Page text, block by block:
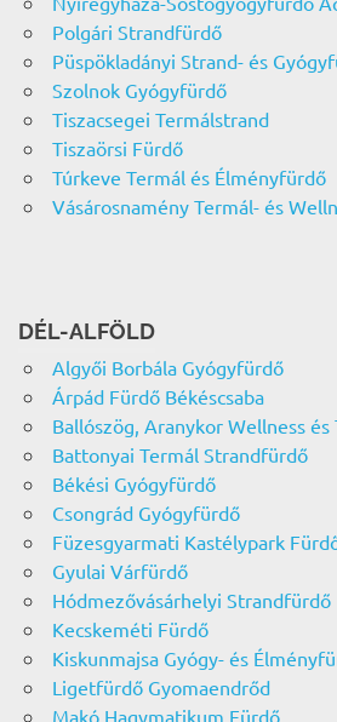
Polgári Strandfürdő
Püspökladányi Strand- és
Szolnok Gyógyfürdő
Tiszacsegei Termálstrand
Tiszaörsi Fürdő
Túrkeve Termál és Élményfürdő
Vásárosnamény Termál- és
DÉL-ALFÖLD
Algyői Borbála Gyógyfürdő
Árpád Fürdő Békéscsaba
Ballószög, Aranykor Wellness
Battonyai Termál Strandfürdő
Békési Gyógyfürdő
Csongrád Gyógyfürdő
Füzesgyarmati Kastélypark
Gyulai Várfürdő
Hódmezővásárhelyi Strandfürdő
Kecskeméti Fürdő
Kiskunmajsa Gyógy- és
Ligetfürdő Gyomaendrőd
Makó Hagymatikum Fürdő